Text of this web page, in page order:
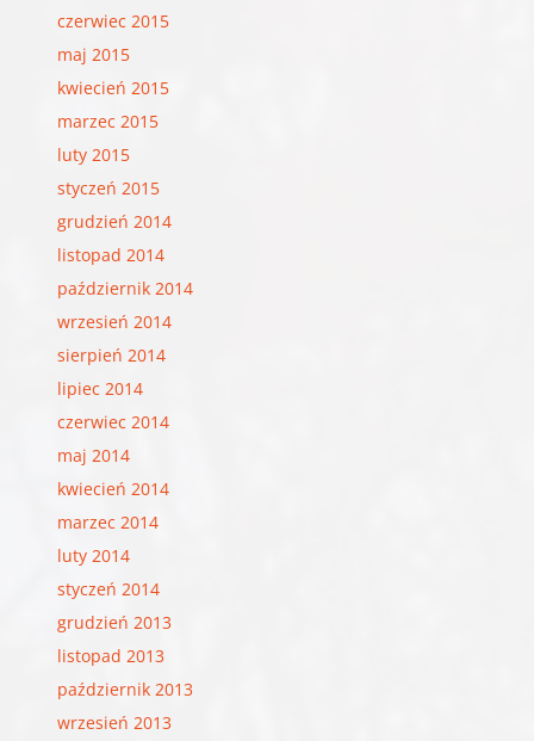
czerwiec 2015
maj 2015
kwiecień 2015
marzec 2015
luty 2015
styczeń 2015
grudzień 2014
listopad 2014
październik 2014
wrzesień 2014
sierpień 2014
lipiec 2014
czerwiec 2014
maj 2014
kwiecień 2014
marzec 2014
luty 2014
styczeń 2014
grudzień 2013
listopad 2013
październik 2013
wrzesień 2013